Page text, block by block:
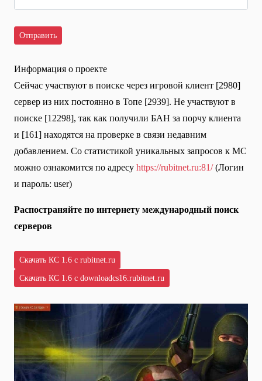
Информация о проекте
Сейчас участвуют в поиске через игровой клиент [2980]
сервер из них постоянно в Топе [2939]. Не участвуют в
поиске [12298], так как получили БАН за порчу клиента
и [161] находятся на проверке в связи недавним
добавлением. Со статистикой уникальных запросов к МС
можно ознакомится по адресу https://rubitnet.ru:81/(Логин
и пароль: user)
Распостраняйте по интернету международный поиск
серверов
Скачать КС 1.6 с rubitnet.ru
Скачать КС 1.6 с downloadcs16.rubitnet.ru